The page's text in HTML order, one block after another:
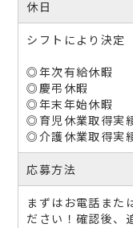
休日
シフトにより決定
◎年次有給休暇
◎慶弔休暇
◎年末年始休暇
◎育児休業取得実
◎介護休業取得実
応募方法
まずはお電話また
ださい！確認後、